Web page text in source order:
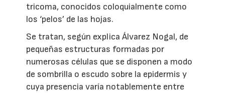
tricoma, conocidos coloquialmente como
los ‘pelos’ de las hojas.
Se tratan, según explica Álvarez Nogal, de
pequeñas estructuras formadas por
numerosas células que se disponen a modo
de sombrilla o escudo sobre la epidermis y
cuya presencia varía notablemente entre